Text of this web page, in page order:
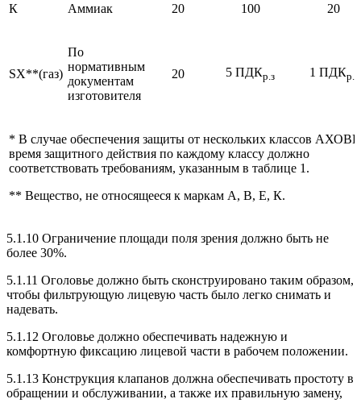
К Аммиак 20 100 20
SX**(газ)
По
нормативным
документам
изготовителя
20 5 ПДКр.з 1 ПДКр.з
* В случае обеспечения защиты от нескольких классов
время защитного действия по каждому классу должно
соответствовать требованиям, указанным в таблице 1.
** Вещество, не относящееся к маркам А, В, Е, К.
5.1.10 Ограничение площади поля зрения должно быть не
более 30%.
5.1.11 Оголовье должно быть сконструировано таким образом,
чтобы фильтрующую лицевую часть было легко снимать и
надевать.
5.1.12 Оголовье должно обеспечивать надежную и
комфортную фиксацию лицевой части в рабочем положении.
5.1.13 Конструкция клапанов должна обеспечивать простоту в
обращении и обслуживании, а также их правильную замену,